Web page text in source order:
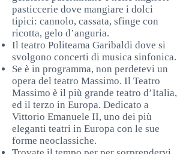
pasticcerie dove mangiare i dolci
tipici: cannolo, cassata, sfinge con
ricotta, gelo d’anguria.
Il teatro Politeama Garibaldi dove si
svolgono concerti di musica sinfonica.
Se è in programma, non perdetevi un
opera del teatro Massimo. Il Teatro
Massimo è il più grande teatro d’Italia,
ed il terzo in Europa. Dedicato a
Vittorio Emanuele II, uno dei più
eleganti teatri in Europa con le sue
forme neoclassiche.